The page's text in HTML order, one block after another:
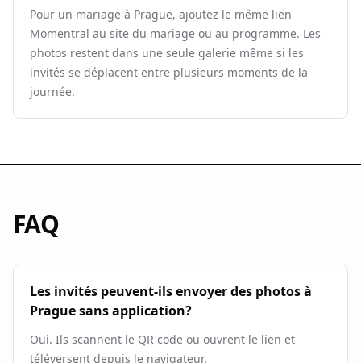
Pour un mariage à Prague, ajoutez le même lien
Momentral au site du mariage ou au programme. Les
photos restent dans une seule galerie même si les
invités se déplacent entre plusieurs moments de la
journée.
FAQ
Les invités peuvent-ils envoyer des photos à
Prague sans application?
Oui. Ils scannent le QR code ou ouvrent le lien et
téléversent depuis le navigateur.